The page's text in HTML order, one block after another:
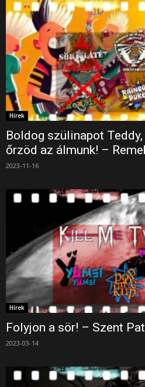
Hírek
Boldog szülinapot
őrzöd az álmunk! –
2023-11-16
Hírek
Folyjon a sör! – Szent
2023-03-14